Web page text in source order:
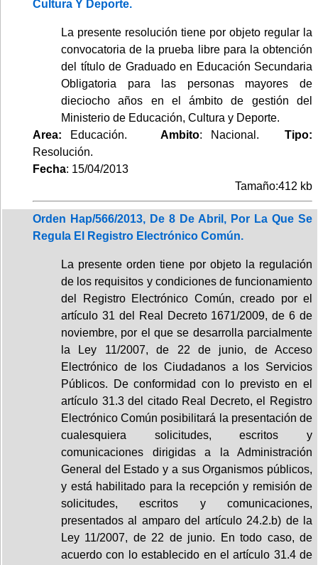
Cultura Y Deporte.
La presente resolución tiene por objeto regular la
convocatoria de la prueba libre para la obtención
del título de Graduado en Educación Secundaria
Obligatoria para las personas mayores de
dieciocho años en el ámbito de gestión del
Ministerio de Educación, Cultura y Deporte.
Area: Educación.Ambito: Nacional.Tipo:
Resolución.
Fecha: 15/04/2013
Tamaño:412 kb
Orden Hap/566/2013, De 8 De Abril, Por La Que Se
Regula El Registro Electrónico Común.
La presente orden tiene por objeto la regulación
de los requisitos y condiciones de funcionamiento
del Registro Electrónico Común, creado por el
artículo 31 del Real Decreto 1671/2009, de 6 de
noviembre, por el que se desarrolla parcialmente
la Ley 11/2007, de 22 de junio, de Acceso
Electrónico de los Ciudadanos a los Servicios
Públicos. De conformidad con lo previsto en el
artículo 31.3 del citado Real Decreto, el Registro
Electrónico Común posibilitará la presentación de
cualesquiera solicitudes, escritos y
comunicaciones dirigidas a la Administración
General del Estado y a sus Organismos públicos,
y está habilitado para la recepción y remisión de
solicitudes, escritos y comunicaciones,
presentados al amparo del artículo 24.2.b) de la
Ley 11/2007, de 22 de junio. En todo caso, de
acuerdo con lo establecido en el artículo 31.4 de